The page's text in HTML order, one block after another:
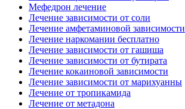
Мефедрон лечение
Лечение зависимости от соли
Лечение амфетаминовой зависимости
Лечение наркомании бесплатно
Лечение зависимости от гашиша
Лечение зависимости от бутирата
Лечение кокаиновой зависимости
Лечение зависимости от марихуанны
Лечение от тропикамида
Лечение от метадона